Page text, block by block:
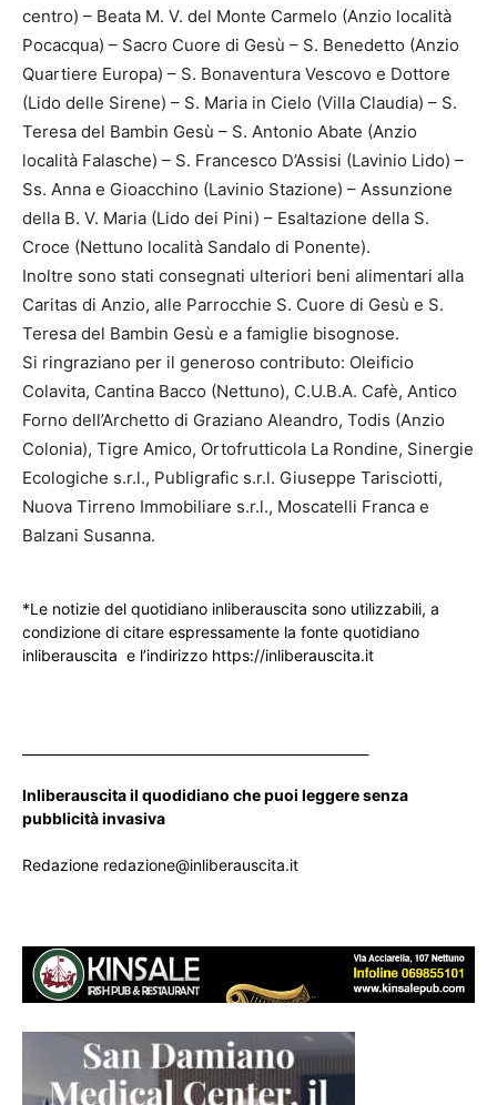
centro) – Beata M. V. del Monte Carmelo (Anzio località
Pocacqua) – Sacro Cuore di Gesù – S. Benedetto (Anzio
Quartiere Europa) – S. Bonaventura Vescovo e Dottore
(Lido delle Sirene) – S. Maria in Cielo (Villa Claudia) – S.
Teresa del Bambin Gesù – S. Antonio Abate (Anzio
località Falasche) – S. Francesco D’Assisi (Lavinio Lido) –
Ss. Anna e Gioacchino (Lavinio Stazione) – Assunzione
della B. V. Maria (Lido dei Pini) – Esaltazione della S.
Croce (Nettuno località Sandalo di Ponente).
Inoltre sono stati consegnati ulteriori beni alimentari alla
Caritas di Anzio, alle Parrocchie S. Cuore di Gesù e S.
Teresa del Bambin Gesù e a famiglie bisognose.
Si ringraziano per il generoso contributo: Oleificio
Colavita, Cantina Bacco (Nettuno), C.U.B.A. Cafè, Antico
Forno dell’Archetto di Graziano Aleandro, Todis (Anzio
Colonia), Tigre Amico, Ortofrutticola La Rondine, Sinergie
Ecologiche s.r.l., Publigrafic s.r.l. Giuseppe Tarisciotti,
Nuova Tirreno Immobiliare s.r.l., Moscatelli Franca e
Balzani Susanna.
*Le notizie del quotidiano inliberauscita sono utilizzabili, a
condizione di citare espressamente la fonte quotidiano
inliberauscita e l’indirizzo https://inliberauscita.it
Inliberauscita il quodidiano che puoi leggere senza
pubblicità invasiva
Redazione redazione@inliberauscita.it